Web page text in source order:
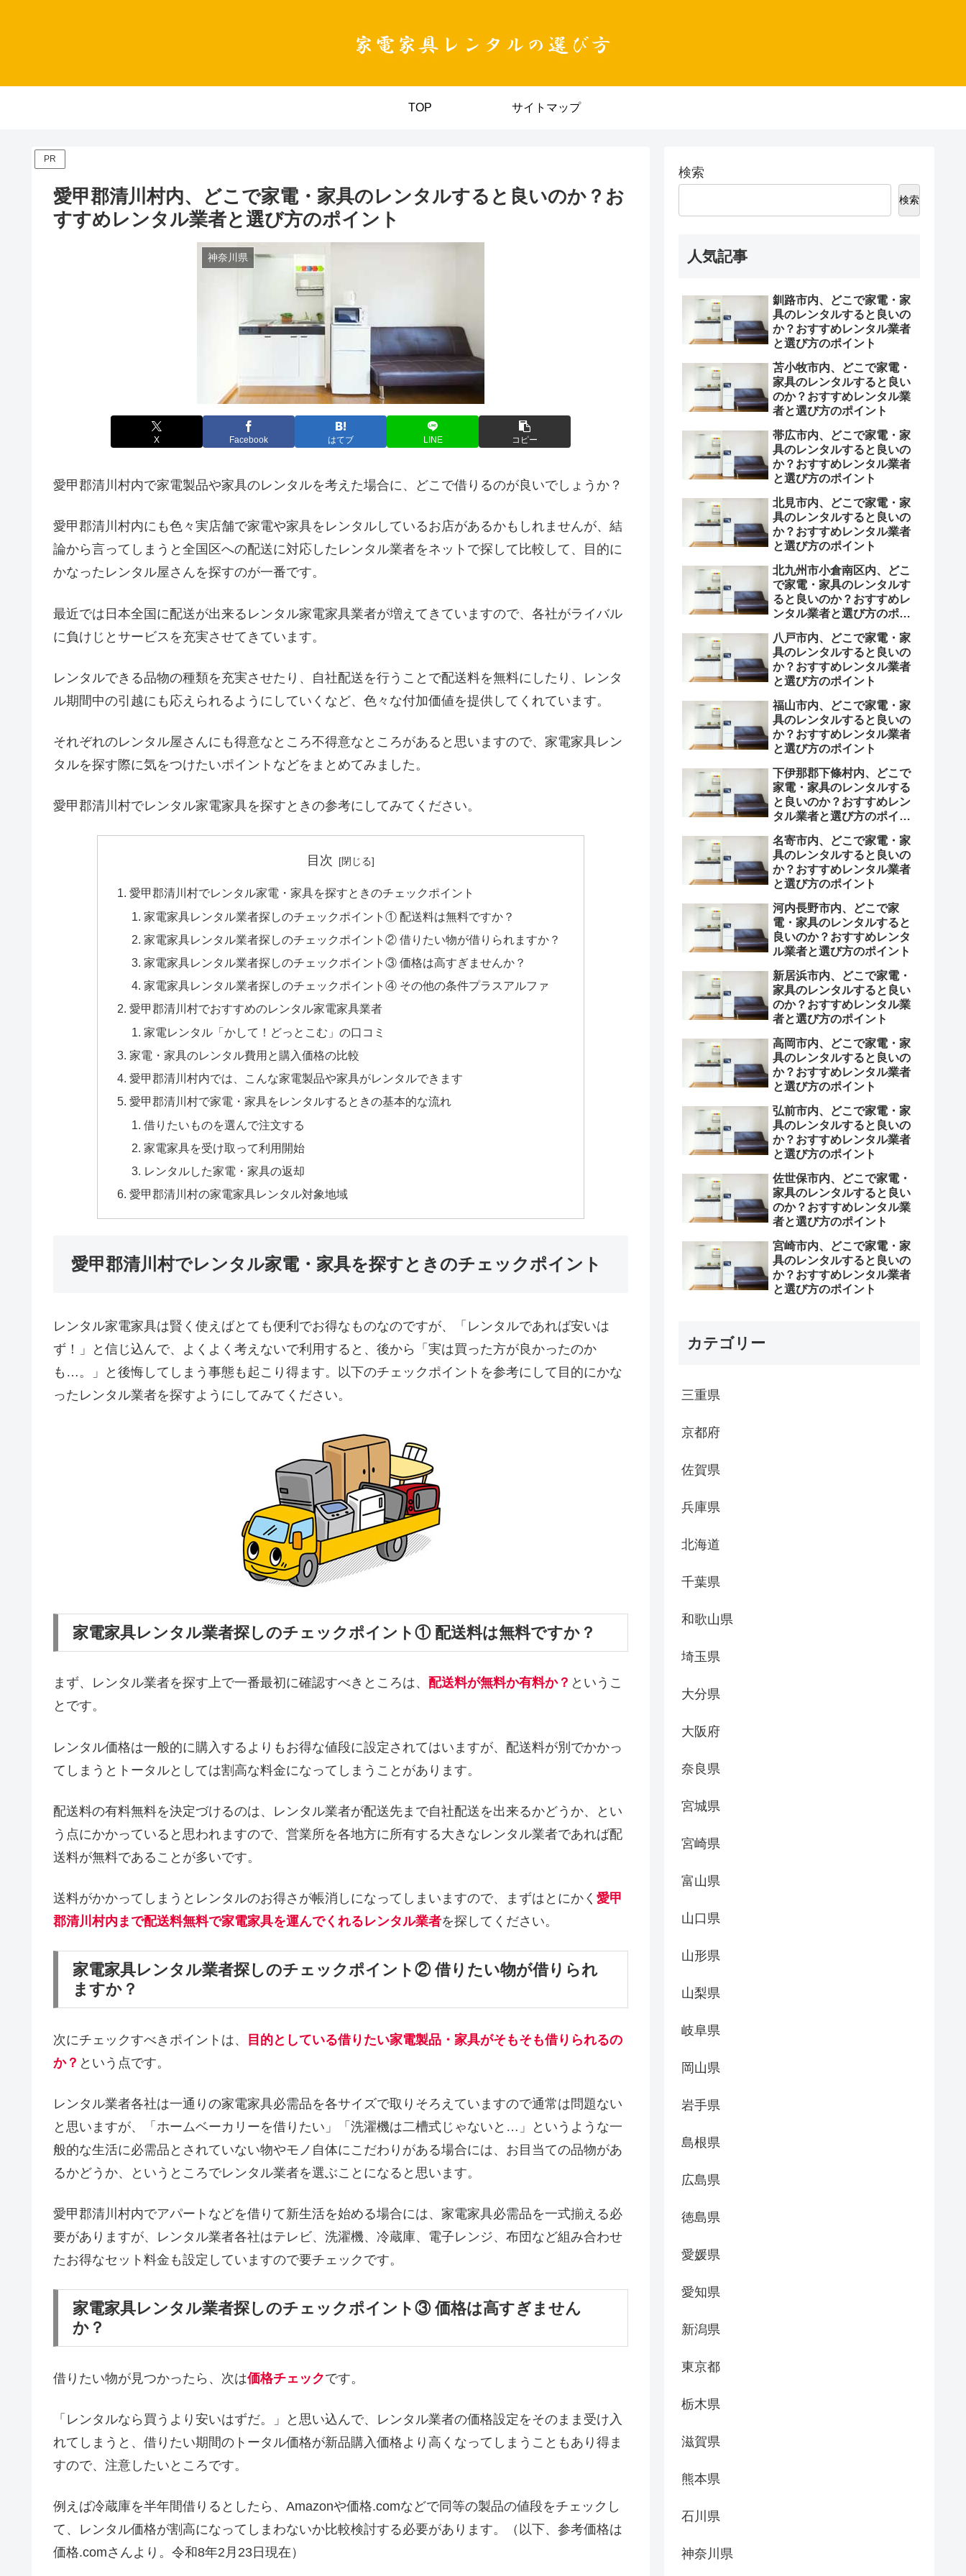
TOP サイトマップ
PR
愛甲郡清川村内、どこで家電・家具のレンタルすると良いのか？お
すすめレンタル業者と選び方のポイント
神奈川県
X Facebook はてブ LINE コピー
愛甲郡清川村内で家電製品や家具のレンタルを考えた場合に、どこで借りるのが良いでしょうか？
愛甲郡清川村内にも色々実店舗で家電や家具をレンタルしているお店があるかもしれませんが、結
論から言ってしまうと全国区への配送に対応したレンタル業者をネットで探して比較して、目的に
かなったレンタル屋さんを探すのが一番です。
最近では日本全国に配送が出来るレンタル家電家具業者が増えてきていますので、各社がライバル
に負けじとサービスを充実させてきています。
レンタルできる品物の種類を充実させたり、自社配送を行うことで配送料を無料にしたり、レンタ
ル期間中の引越にも応えられるようにしていくなど、色々な付加価値を提供してくれています。
それぞれのレンタル屋さんにも得意なところ不得意なところがあると思いますので、家電家具レン
タルを探す際に気をつけたいポイントなどをまとめてみました。
愛甲郡清川村でレンタル家電家具を探すときの参考にしてみてください。
目次
愛甲郡清川村でレンタル家電・家具を探すときのチェックポイント
家電家具レンタル業者探しのチェックポイント① 配送料は無料ですか？
家電家具レンタル業者探しのチェックポイント② 借りたい物が借りられますか？
家電家具レンタル業者探しのチェックポイント③ 価格は高すぎませんか？
家電家具レンタル業者探しのチェックポイント④ その他の条件プラスアルファ
愛甲郡清川村でおすすめのレンタル家電家具業者
家電レンタル「かして！どっとこむ」の口コミ
家電・家具のレンタル費用と購入価格の比較
愛甲郡清川村内では、こんな家電製品や家具がレンタルできます
愛甲郡清川村で家電・家具をレンタルするときの基本的な流れ
借りたいものを選んで注文する
家電家具を受け取って利用開始
レンタルした家電・家具の返却
愛甲郡清川村の家電家具レンタル対象地域
愛甲郡清川村でレンタル家電・家具を探すときのチェックポイント
レンタル家電家具は賢く使えばとても便利でお得なものなのですが、「レンタルであれば安いは
ず！」と信じ込んで、よくよく考えないで利用すると、後から「実は買った方が良かったのか
も…。」と後悔してしまう事態も起こり得ます。以下のチェックポイントを参考にして目的にかな
ったレンタル業者を探すようにしてみてください。
家電家具レンタル業者探しのチェックポイント① 配送料は無料ですか？
まず、レンタル業者を探す上で一番最初に確認すべきところは、 配送料が無料か有料か？ というこ
とです。
レンタル価格は一般的に購入するよりもお得な値段に設定されてはいますが、配送料が別でかかっ
てしまうとトータルとしては割高な料金になってしまうことがあります。
配送料の有料無料を決定づけるのは、レンタル業者が配送先まで自社配送を出来るかどうか、とい
う点にかかっていると思われますので、営業所を各地方に所有する大きなレンタル業者であれば配
送料が無料であることが多いです。
送料がかかってしまうとレンタルのお得さが帳消しになってしまいますので、まずはとにかく 愛甲
郡清川村内まで配送料無料で家電家具を運んでくれるレンタル業者を探してください。
家電家具レンタル業者探しのチェックポイント② 借りたい物が借りられ
ますか？
次にチェックすべきポイントは、
目的としている借りたい家電製品・家具がそもそも借りられるの
か？ という点です。
レンタル業者各社は一通りの家電家具必需品を各サイズで取りそろえていますので通常は問題ない
と思いますが、「ホームベーカリーを借りたい」「洗濯機は二槽式じゃないと…」というような一
般的な生活に必需品とされていない物やモノ自体にこだわりがある場合には、お目当ての品物があ
るかどうか、というところでレンタル業者を選ぶことになると思います。
愛甲郡清川村内でアパートなどを借りて新生活を始める場合には、家電家具必需品を一式揃える必
要がありますが、レンタル業者各社はテレビ、洗濯機、冷蔵庫、電子レンジ、布団など組み合わせ
たお得なセット料金も設定していますので要チェックです。
家電家具レンタル業者探しのチェックポイント③ 価格は高すぎません
か？
借りたい物が見つかったら、次は価格チェックです。
「レンタルなら買うより安いはずだ。」と思い込んで、レンタル業者の価格設定をそのまま受け入
れてしまうと、借りたい期間のトータル価格が新品購入価格より高くなってしまうこともあり得ま
すので、注意したいところです。
例えば冷蔵庫を半年間借りるとしたら、Amazonや価格.comなどで同等の製品の値段をチェックし
て、レンタル価格が割高になってしまわないか比較検討する必要があります。（以下、参考価格は
価格.comさんより。令和8年2月23日現在）
検索
検索
人気記事
釧路市内、どこで家電・家
具のレンタルすると良いの
か？おすすめレンタル業者
と選び方のポイント
苫小牧市内、どこで家電・
家具のレンタルすると良い
のか？おすすめレンタル業
者と選び方のポイント
帯広市内、どこで家電・家
具のレンタルすると良いの
か？おすすめレンタル業者
と選び方のポイント
北見市内、どこで家電・家
具のレンタルすると良いの
か？おすすめレンタル業者
と選び方のポイント
北九州市小倉南区内、どこ
で家電・家具のレンタルす
ると良いのか？おすすめレ
ンタル業者と選び方のポイ
八戸市内、どこで家電・家
具のレンタルすると良いの
か？おすすめレンタル業者
と選び方のポイント
福山市内、どこで家電・家
具のレンタルすると良いの
か？おすすめレンタル業者
と選び方のポイント
下伊那郡下條村内、どこで
家電・家具のレンタルする
と良いのか？おすすめレン
タル業者と選び方のポイン
名寄市内、どこで家電・家
具のレンタルすると良いの
か？おすすめレンタル業者
と選び方のポイント
河内長野市内、どこで家
電・家具のレンタルすると
良いのか？おすすめレンタ
ル業者と選び方のポイント
新居浜市内、どこで家電・
家具のレンタルすると良い
のか？おすすめレンタル業
者と選び方のポイント
高岡市内、どこで家電・家
具のレンタルすると良いの
か？おすすめレンタル業者
と選び方のポイント
弘前市内、どこで家電・家
具のレンタルすると良いの
か？おすすめレンタル業者
と選び方のポイント
佐世保市内、どこで家電・
家具のレンタルすると良い
のか？おすすめレンタル業
者と選び方のポイント
宮崎市内、どこで家電・家
具のレンタルすると良いの
か？おすすめレンタル業者
と選び方のポイント
カテゴリー
三重県
京都府
佐賀県
兵庫県
北海道
千葉県
和歌山県
埼玉県
大分県
大阪府
奈良県
宮城県
宮崎県
富山県
山口県
山形県
山梨県
岐阜県
岡山県
岩手県
島根県
広島県
徳島県
愛媛県
愛知県
新潟県
東京都
栃木県
滋賀県
熊本県
石川県
神奈川県